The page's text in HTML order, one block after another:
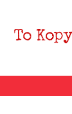
содержанию